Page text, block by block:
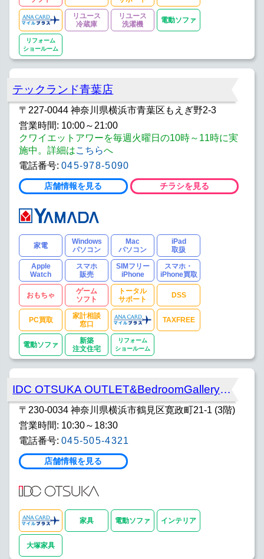
リユース
冷蔵庫
リユース
洗濯機
電動ソファ
リフォーム
ショールーム
テックランド青葉店
〒227-0044 神奈川県横浜市青葉区もえぎ野2-3
営業時間: 10:00～21:00
クワイエットアワーを毎週火曜日の10時～11時に実
施中。詳細はこちらへ
電話番号: 045-978-5090
店舗情報を見る チラシを見る
家電
Windows
パソコン
Mac
パソコン
iPad
取扱
Apple
Watch
スマホ
販売
SIMフリー
iPhone
スマホ・
iPhone買取
おもちゃ
ゲーム
ソフト
トータル
サポート
DSS
PC買取
家計相談
窓口
TAXFREE
電動ソファ
新築
注文住宅
リフォーム
ショールーム
IDC OTSUKA OUTLET&BedroomGallery横浜
〒230-0034 神奈川県横浜市鶴見区寛政町21-1 (3階)
営業時間: 10:30～18:30
電話番号: 045-505-4321
店舗情報を見る
家具 電動ソファ インテリア
大塚家具